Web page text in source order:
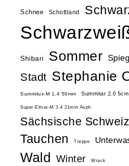
Schnee Schottland
Shibari Sommer
Stadt Stephanie
Summilux-M 1.4 50mm Summitar 2.0 5cm
Super-Elmar-M 3.4 21mm Asph.
Sächsische Schweiz
Tauchen
Treppe
Wald Winter Wrack